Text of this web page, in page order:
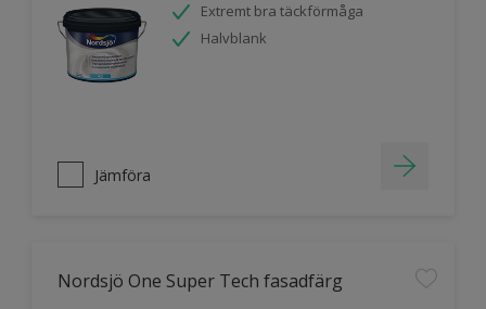
Extremt bra täckförmåga
Halvblank
Jämföra
Nordsjö One Super Tech fasadfärg